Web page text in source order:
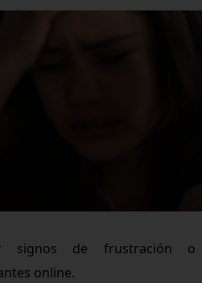
signos de frustración o
online.